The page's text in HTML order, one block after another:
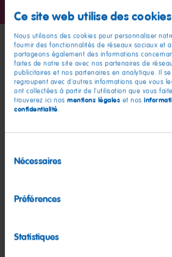
Ce site web utilise des
Nous utilisons des cookies pour personnaliser
fournir des fonctionnalités de réseaux sociaux et
partageons également des informations
faites de notre site avec nos partenaires de
publicitaires et nos partenaires en analytique. Il
regroupent avec d'autres informations que vous
ont collectées à partir de l'utilisation que vous
trouverez ici nos mentions légales et nos
confidentialité.
duNécessaires
Préférences
Statistiques
la
diapositive
1
la
2
Mes amis
Happy
Cola